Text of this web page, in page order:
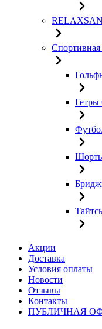
RELAXSAN
Спортивная
Гетры
Акции
Доставка
Условия оплаты
Новости
Отзывы
Контакты
ПУБЛИЧНАЯ